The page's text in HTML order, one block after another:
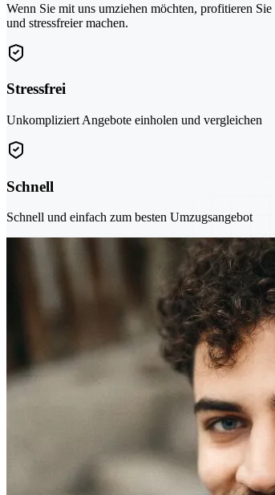
Wenn Sie mit uns umziehen möchten, profitieren
und stressfreier machen.
Stressfrei
Unkompliziert Angebote einholen und vergleichen
Schnell
Schnell und einfach zum besten Umzugsangebot